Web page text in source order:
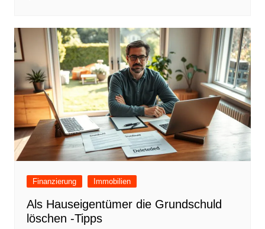
Finanzierung Immobilien
Als Hauseigentümer die Grundschuld
löschen -Tipps